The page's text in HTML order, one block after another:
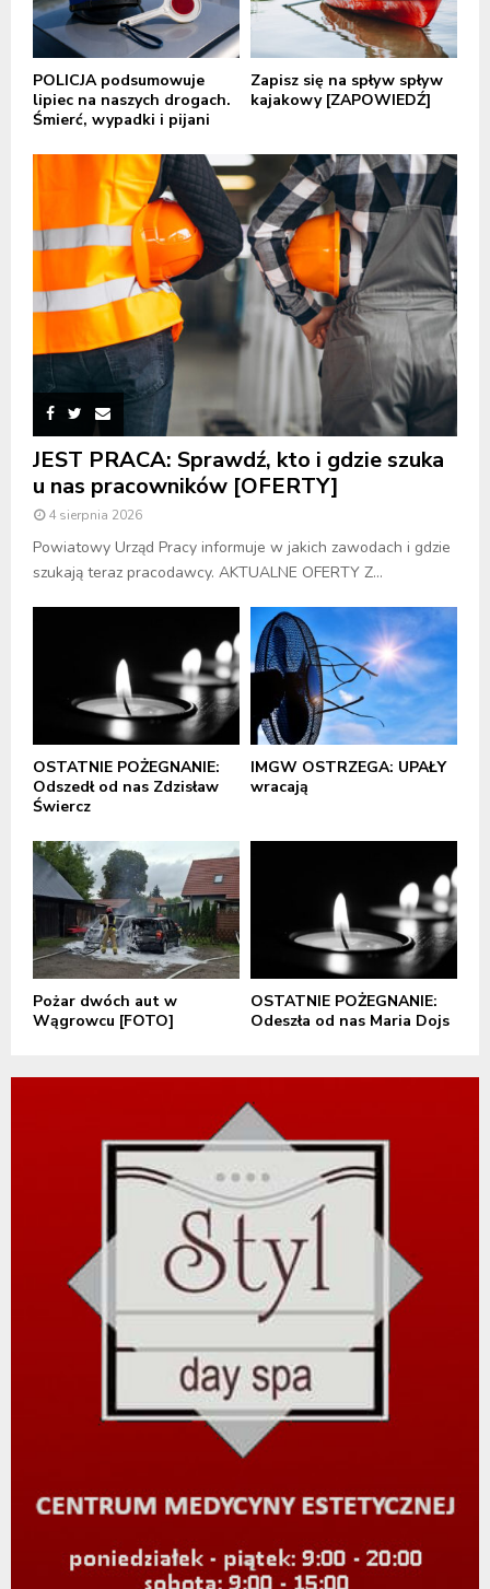
POLICJA podsumowuje
lipiec na naszych drogach.
Śmierć, wypadki i pijani
Zapisz się na spływ spływ
kajakowy [ZAPOWIEDŹ]
JEST PRACA: Sprawdź, kto i gdzie szuka
u nas pracowników [OFERTY]
4 sierpnia 2026
Powiatowy Urząd Pracy informuje w jakich zawodach i gdzie
szukają teraz pracodawcy. AKTUALNE OFERTY Z...
OSTATNIE POŻEGNANIE:
Odszedł od nas Zdzisław
Świercz
IMGW OSTRZEGA: UPAŁY
wracają
Pożar dwóch aut w
Wągrowcu [FOTO]
OSTATNIE POŻEGNANIE:
Odeszła od nas Maria Dojs